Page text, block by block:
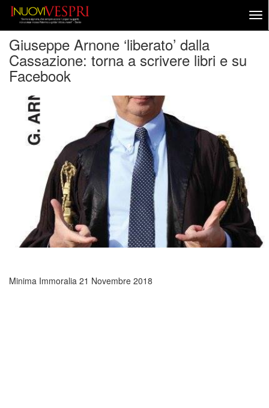
Giuseppe Arnone ‘liberato’ dalla
Cassazione: torna a scrivere libri e su
Facebook
Minima Immoralia 21 Novembre 2018